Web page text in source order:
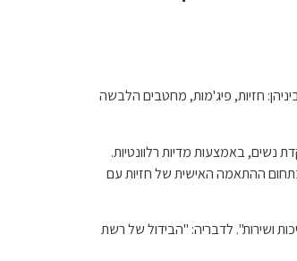
אל כל סניפיה. וכן תצא במבצע של עד 60% על הקולקציות החדשות. ביניהן: חזיות, פיג'מות, מחטבים הלבשה
נשים, באמצעות מדיות רלוונטיות.
בתחום ההתאמה האישית של חזיות עם
ושירות". לדבריה: "הבידול של רשת